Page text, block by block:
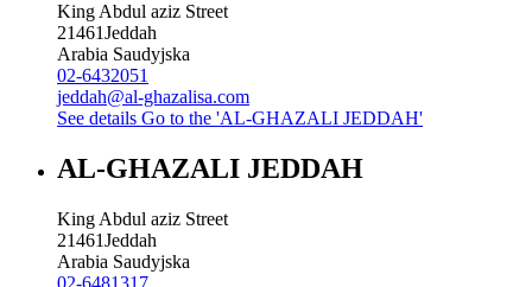
King Abdul aziz Street
21461Jeddah
Arabia Saudyjska
02-6432051
jeddah@al-ghazalisa.com
See details Go to the 'AL-GHAZALI JEDDAH'
AL-GHAZALI JEDDAH
King Abdul aziz Street
21461Jeddah
Arabia Saudyjska